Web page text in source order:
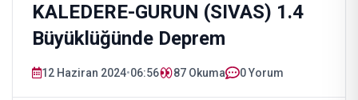
KALEDERE-GURUN (SIVAS) 1.4
Büyüklüğünde Deprem
12 Haziran 2024•06:56 87 Okuma 0 Yorum